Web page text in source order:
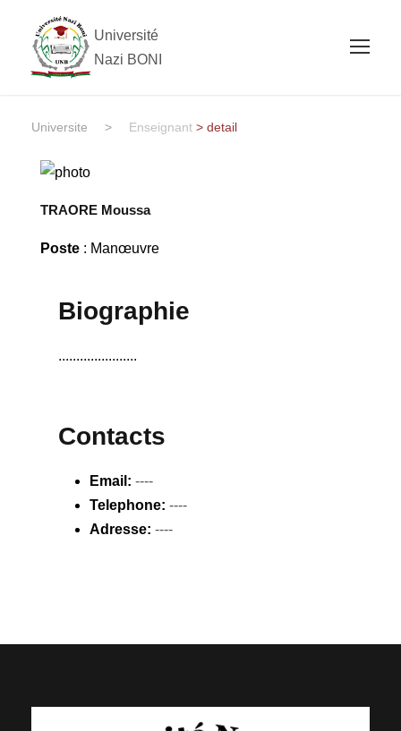
Université
Nazi BONI
Universite > Enseignant > detail
TRAORE Moussa
Poste: Manœuvre
Biographie
......................
Contacts
Email: ----
Telephone: ----
Adresse: ----